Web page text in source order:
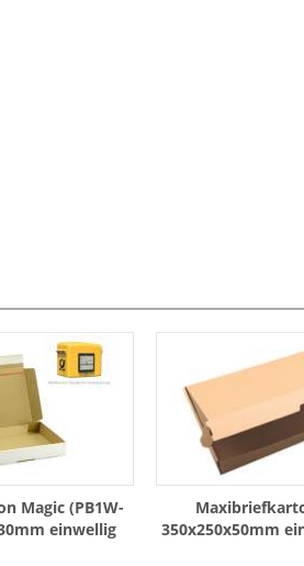
Magic (PB1W-
einwellig
350x250x50mm